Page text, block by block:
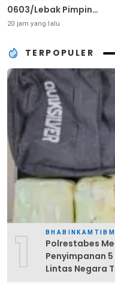
0603/Lebak Pimpin
Pembinaan Fisik Rutin
20 jam yang lalu
TERPOPULER
1
Polrestabes
Penyimpanan
Lintas Negara